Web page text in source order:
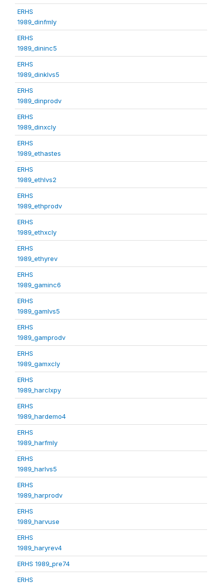
ERHS
1989_dinfmly
ERHS
1989_dininc5
ERHS
1989_dinklvs5
ERHS
1989_dinprodv
ERHS
1989_dinxcly
ERHS
1989_ethastes
ERHS
1989_ethlvs2
ERHS
1989_ethprodv
ERHS
1989_ethxcly
ERHS
1989_ethyrev
ERHS
1989_gaminc6
ERHS
1989_gamlvs5
ERHS
1989_gamprodv
ERHS
1989_gamxcly
ERHS
1989_harclxpy
ERHS
1989_hardemo4
ERHS
1989_harfmly
ERHS
1989_harlvs5
ERHS
1989_harprodv
ERHS
1989_harvuse
ERHS
1989_haryrev4
ERHS 1989_pre74
ERHS